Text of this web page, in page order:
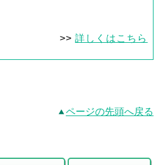
>>詳しくはこちら
ページの先頭へ戻る